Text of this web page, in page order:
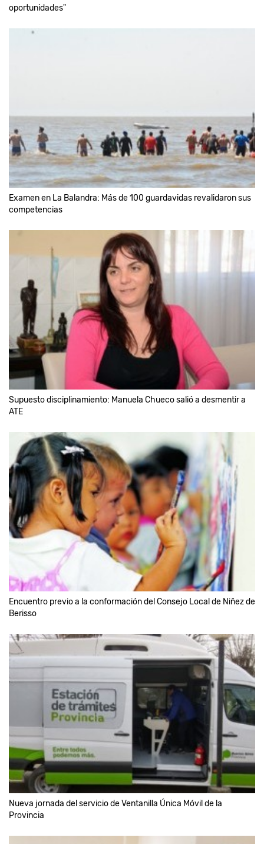
oportunidades"
Examen en La Balandra: Más de 100 guardavidas revalidaron sus
competencias
Supuesto disciplinamiento: Manuela Chueco salió a desmentir a
ATE
Encuentro previo a la conformación del Consejo Local de Niñez de
Berisso
Nueva jornada del servicio de Ventanilla Única Móvil de la
Provincia